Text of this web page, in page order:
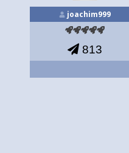
joachim999
813